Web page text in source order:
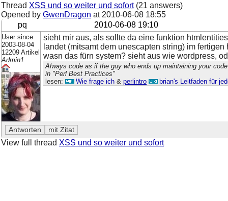
Thread XSS und so weiter und sofort(21 answers)
Opened by GwenDragon at 2010-06-08 18:55
pq
2010-06-08 19:10
User since
2003-08-04
12209 Artikel
Admin1
sieht mir aus, als sollte da eine funktion
landet (mitsamt dem unescapten string) im fertigen
wasn das fürn system? sieht aus wie wordpress,
Always code as if the guy who ends up maintaining your
in "Perl Best Practices"
lesen:
Wie frage ich &perlintro brian's Leitfaden für
View full thread XSS und so weiter und sofort